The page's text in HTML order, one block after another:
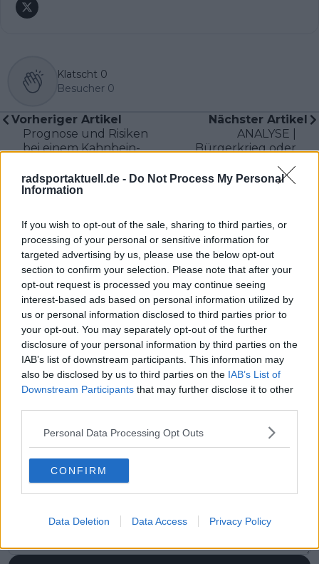
radsportaktuell.de - Do Not Process My Personal
Information
If you wish to opt-out of the sale, sharing to third parties, or
processing of your personal or sensitive information for
targeted advertising by us, please use the below opt-out
section to confirm your selection. Please note that after your
opt-out request is processed you may continue seeing
interest-based ads based on personal information utilized by
us or personal information disclosed to third parties prior to
your opt-out. You may separately opt-out of the further
disclosure of your personal information by third parties on the
IAB’s list of downstream participants. This information may
also be disclosed by us to third parties on the IAB’s List of
Downstream Participants that may further disclose it to other
Personal Data Processing Opt Outs
CONFIRM
Data Deletion Data Access Privacy Policy
Klatscht 0
Besucher 0
Vorheriger Artikel
Prognose und Risiken
bei einem Kahnbein-
Mathieu van der Poel
– Heilung,
Behandlung im
Überblick
Nächster Artikel
ANALYSE |
Bürgerkrieg oder
UAE von Sky und
Toro-Desaster zu
vermeiden
Schreiben Sie einen Kommentar